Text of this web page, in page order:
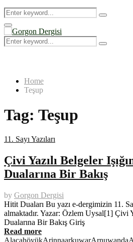
Search
for:
Search
Primary
Menu
Search
for:
Search
Home
Teşup
Tag: Teşup
11. Sayı Yazıları
Çivi Yazılı Belgeler
Dualarına Bir Bakış
by Gorgon Dergisi
Hitit Duaları Bu yazı e-dergimizin 11.
almaktadır. Yazar: Özlem Uysal[1] Çivi
Dualarına Bir Bakış Giriş
Read more
AlacahöyükArinnaarkuwarArnuwanda